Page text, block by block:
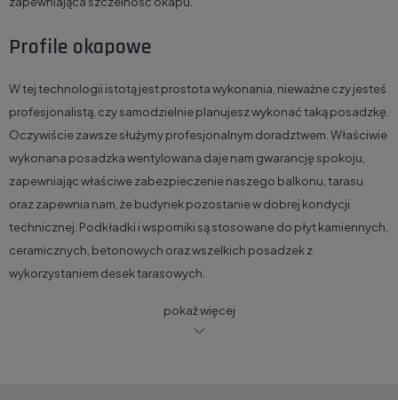
Profile okapowe
W tej technologii istotą jest prostota wykonania, nieważne czy jesteś
profesjonalistą, czy samodzielnie planujesz wykonać taką posadzkę.
Oczywiście zawsze służymy profesjonalnym doradztwem. Właściwie
wykonana posadzka wentylowana daje nam gwarancję spokoju,
zapewniając właściwe zabezpieczenie naszego balkonu, tarasu
oraz zapewnia nam, że budynek pozostanie w dobrej kondycji
technicznej. Podkładki i wsporniki są stosowane do płyt kamiennych,
ceramicznych, betonowych oraz wszelkich posadzek z
wykorzystaniem desek tarasowych.
pokaż więcej